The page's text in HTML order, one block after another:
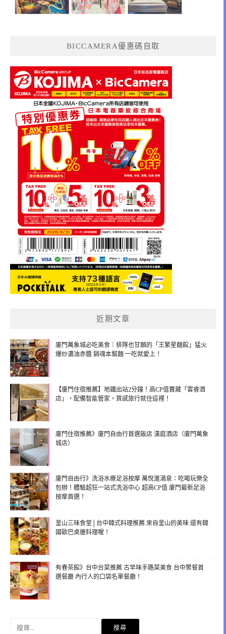
BICCAMERA優惠碼自取
近期文章
廈門萬象城必吃美食｜排隊也甘願的「王繁星麵館」猛火
爆炒濃油赤醬 銷魂本幫麵 一吃就愛上！
【廈門住宿推薦】地鐵出站2分鐘！高CP值寶藏「雲睿酒
店」，配備智能管家，質感旅行就住這裡！
廈門住宿推薦》廈門自由行首選飯店 漢庭酒店（廈門萬象
城店）
廈門自由行》洗浴水療足浴按摩 萬悅滙湯泉：吃喝玩樂全
包辦！體驗超狂一站式洗浴中心 超高CP值 廈門最新足浴
按摩首選！
釜山三味食堂│台中韓式料理推薦 來自釜山的美味 還有韓
國歐巴桌邊料理喔！
有春茶館》台中台菜推薦 古早味手路菜美食 台中聚餐首
選餐廳 內行人的口袋名單餐廳！